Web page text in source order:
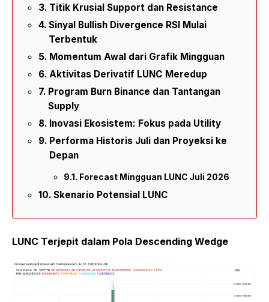
Titik Krusial Support dan Resistance
Sinyal Bullish Divergence RSI Mulai
Terbentuk
Momentum Awal dari Grafik Mingguan
Aktivitas Derivatif LUNC Meredup
Program Burn Binance dan Tantangan
Supply
Inovasi Ekosistem: Fokus pada Utility
Performa Historis Juli dan Proyeksi ke
Depan
Forecast Mingguan LUNC Juli 2026
Skenario Potensial LUNC
LUNC Terjepit dalam Pola Descending Wedge